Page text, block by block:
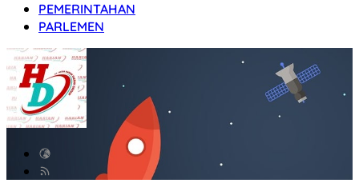
PEMERINTAHAN
PARLEMEN